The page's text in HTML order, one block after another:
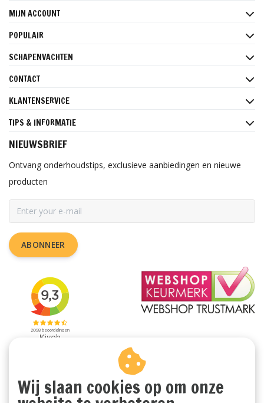
MIJN ACCOUNT
POPULAIR
SCHAPENVACHTEN
CONTACT
KLANTENSERVICE
TIPS & INFORMATIE
NIEUWSBRIEF
Ontvang onderhoudstips, exclusieve aanbiedingen en nieuwe
producten
ABONNEER
Wij slaan cookies op om onze